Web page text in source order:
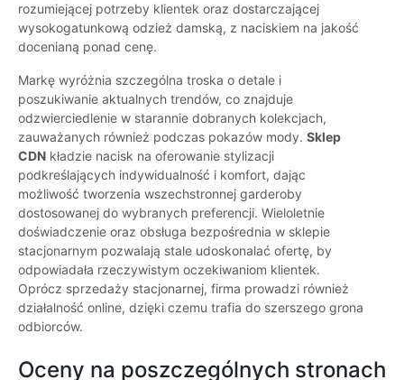
rozumiejącej potrzeby klientek oraz dostarczającej
wysokogatunkową odzież damską, z naciskiem na jakość
docenianą ponad cenę.
Markę wyróżnia szczególna troska o detale i
poszukiwanie aktualnych trendów, co znajduje
odzwierciedlenie w starannie dobranych kolekcjach,
zauważanych również podczas pokazów mody. Sklep
CDN kładzie nacisk na oferowanie stylizacji
podkreślających indywidualność i komfort, dając
możliwość tworzenia wszechstronnej garderoby
dostosowanej do wybranych preferencji. Wieloletnie
doświadczenie oraz obsługa bezpośrednia w sklepie
stacjonarnym pozwalają stale udoskonalać ofertę, by
odpowiadała rzeczywistym oczekiwaniom klientek.
Oprócz sprzedaży stacjonarnej, firma prowadzi również
działalność online, dzięki czemu trafia do szerszego grona
odbiorców.
Oceny na poszczególnych stronach